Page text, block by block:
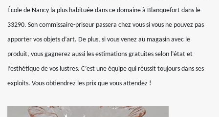
École de Nancy la plus habituée dans ce domaine à Blanquefort dans le
33290. Son commissaire-priseur passera chez vous si vous ne pouvez pas
apporter vos objets d’art. De plus, si vous venez au magasin avec le
produit, vous gagnerez aussi les estimations gratuites selon l’état et
l’esthétique de vos lustres. C’est une équipe qui réussit toujours dans ses
exploits. Vous obtiendrez les prix que vous attendez !